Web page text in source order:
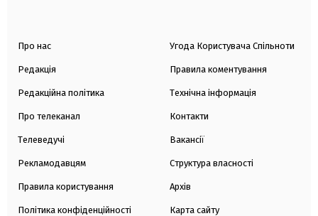
Про нас
Редакція
Редакційна політика
Про телеканал
Телеведучі
Рекламодавцям
Правила користування
Політика конфіденційності
Угода Користувача Спільноти
Правила коментування
Технічна інформація
Контакти
Вакансії
Структура власності
Архів
Карта сайту